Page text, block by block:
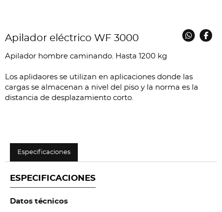
Apilador eléctrico WF 3000
Apilador hombre caminando. Hasta 1200 kg
Los aplidaores se utilizan en aplicaciones donde las
cargas se almacenan a nivel del piso y la norma es la
distancia de desplazamiento corto.
Especificaciones
ESPECIFICACIONES
Datos técnicos